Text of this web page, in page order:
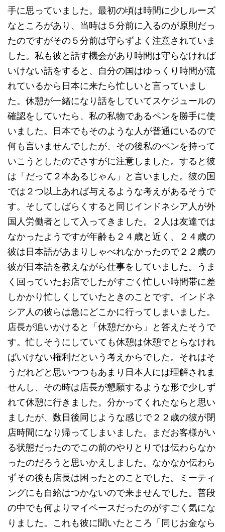
手に思っていました。最初の頃は時間に少しルーズ
なところがあり、当時は５分前に入るのが原則だっ
たのですがその５分前は守らずよく注意されていま
した。私も彼と話す機会があり時間は守らなければ
いけない話をすると、自分の国はゆっくり時間が流
れているから日本に来たら忙しいと言っていまし
た。休憩が一緒になり話をしていてスケジュールの
確認をしていたら、私の私物であるペンを勝手に使
いました。日本でもそのような人が普通にいるので
何も言いませんでしたが、その後私のペンを持って
いこうとしたのでさすがに注意しました。すると彼
は「だって２本あるじゃん」と言いました。彼の国
では２つ以上あれば与えるような考えがあるそうで
す。そしてしばらくすると同じインドネシア人が外
国人労働者として入ってきました。２人は友達では
なかったようですが年齢も２４歳と近く、２４歳の
彼は日本語があまりしゃべれなかったので２２歳の
彼が日本語を教えながら仕事をしていました。うま
く回っていたお店でしたがすごく忙しい時間帯に差
しかかり忙しくしていたときのことです。インドネ
シア人の彼らは急にどこかに行ってしまいました。
店長が追いかけると「休憩だから」と答えたそうで
す。忙しそうにしていても休憩は休憩でとらなけれ
ばいけない権利だという考えからでした。それはそ
うだれどと思いつつもあまり日本人には理解されま
せんし、その時は店長が懇願するような形で少しず
れて休憩に行きました。分かってくれたならと思い
ましたが、数日後同じような感じで２２歳の彼が閉
店時間になり帰ってしまいました。まだお客様がい
る状態だったのでこの前のやりとりでは伝わらなか
ったのだろうと思いかえしました。なかなか伝わら
ずその後も店長は困ったとのことでした。ミーティ
ングにも自給はつかないので来ませんでした。普段
の中でも何よりマイペースだったのがすごく気にな
りました。これも彼に聞いたところ「同じお金なら